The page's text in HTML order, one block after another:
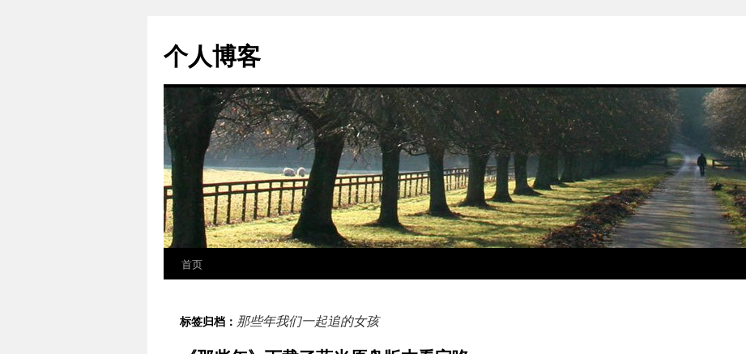
个人博客
正
首页
标签归档： 那些年我们一起追的女孩